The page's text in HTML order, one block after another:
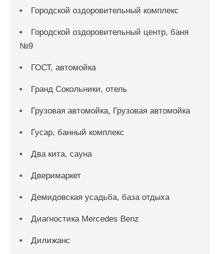
Городской оздоровительный комплекс
Городской оздоровительный центр, баня
№9
ГОСТ, автомойка
Гранд Сокольники, отель
Грузовая автомойка, Грузовая автомойка
Гусар, банный комплекс
Два кита, сауна
Дверимаркет
Демидовская усадьба, база отдыха
Диагностика Mercedes Benz
Дилижанс